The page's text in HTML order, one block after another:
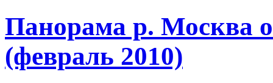
Панорама р. Москва
(февраль 2010)